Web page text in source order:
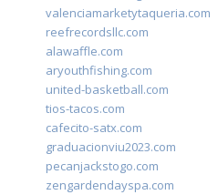
valenciamarketytaqueria.com
reefrecordsllc.com
alawaffle.com
aryouthfishing.com
united-basketball.com
tios-tacos.com
cafecito-satx.com
graduacionviu2023.com
pecanjackstogo.com
zengardendayspa.com